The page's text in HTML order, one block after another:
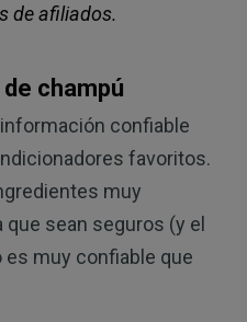
de afiliados.
champú
confiable
favoritos.
muy
sean seguros (y el
muy confiable que